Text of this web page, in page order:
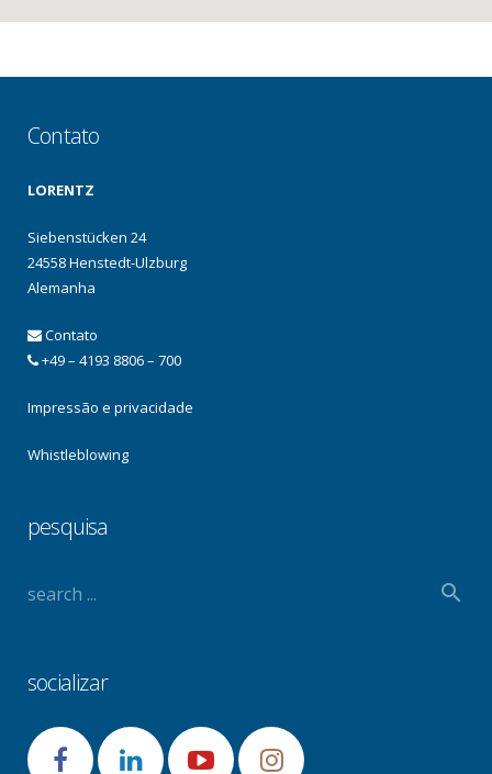
Contato
LORENTZ
Siebenstücken 24
24558 Henstedt-Ulzburg
Alemanha
Contato
+49 – 4193 8806 – 700
Impressão e privacidade
Whistleblowing
pesquisa
socializar